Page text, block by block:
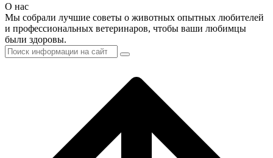
О нас
Мы собрали лучшие советы о животных опытных любителей
и профессиональных ветеринаров, чтобы ваши любимцы
были здоровы.